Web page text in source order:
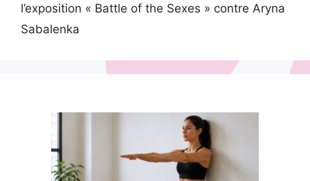
l’exposition « Battle of the Sexes » contre Aryna
Sabalenka